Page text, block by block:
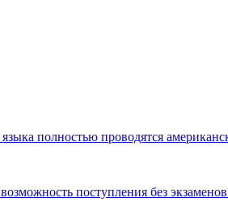
полностью проводятся
поступления без